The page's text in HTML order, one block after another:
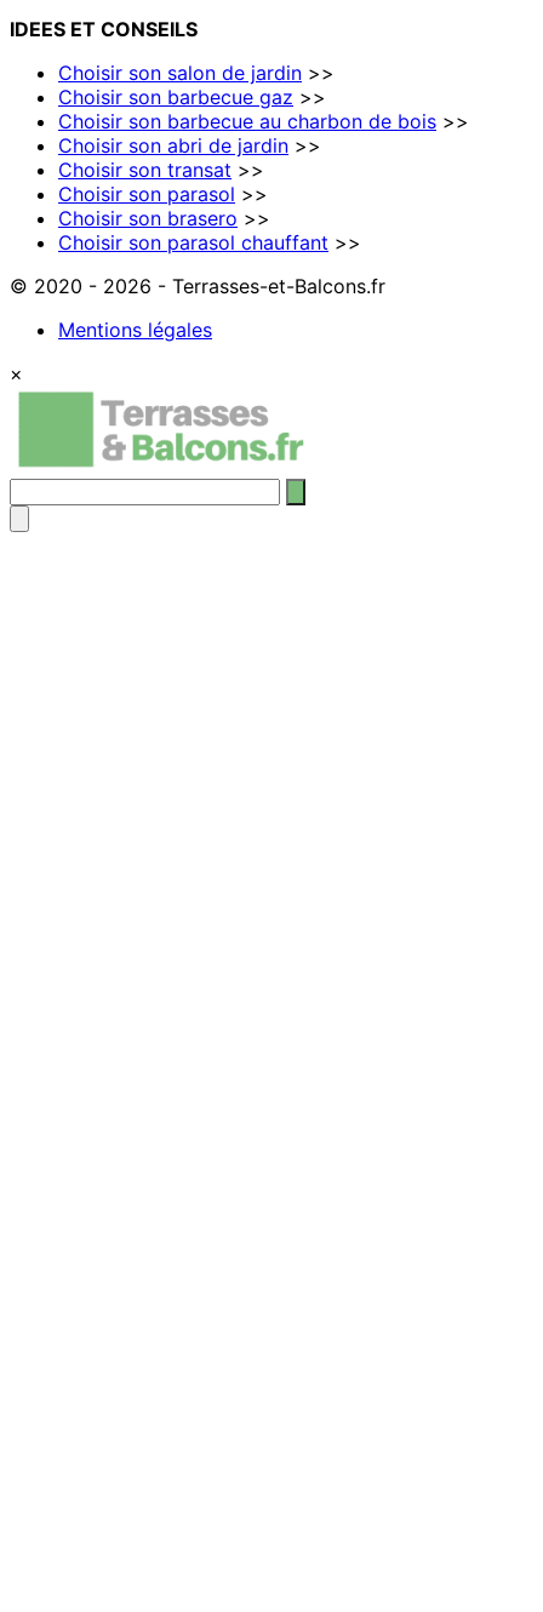
IDEES ET CONSEILS
Choisir son salon de jardin >>
Choisir son barbecue gaz >>
Choisir son barbecue au charbon de bois >>
Choisir son abri de jardin >>
Choisir son transat >>
Choisir son parasol >>
Choisir son brasero >>
Choisir son parasol chauffant >>
© 2020 - 2026 - Terrasses-et-Balcons.fr
Mentions légales
×
: